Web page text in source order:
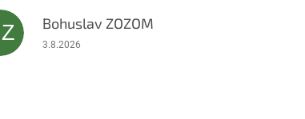
Bohuslav ZOZOM
Hodnotenie obchodu je 5 z 5 hviezdičiek.
3.8.2026